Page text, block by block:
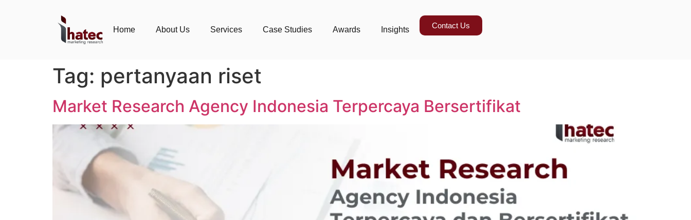
Home About Us Services Case Studies Awards Insights Contact Us
Tag: pertanyaan riset
Market Research Agency Indonesia Terpercaya Bersertifikat